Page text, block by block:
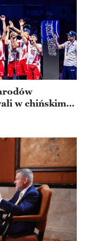
w chińskim